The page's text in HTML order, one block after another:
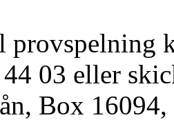
03 eller
Box